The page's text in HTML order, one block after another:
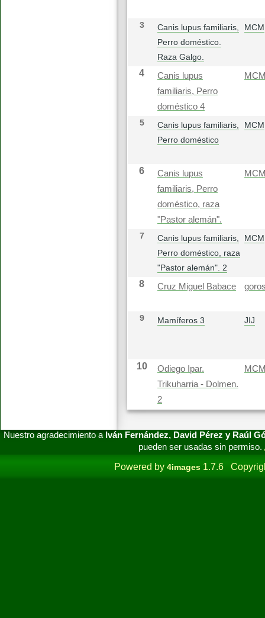
3
Canis lupus familiaris,
Perro doméstico.
Raza Galgo.
MCM
4
Canis lupus
familiaris, Perro
doméstico 4
5
Canis lupus familiaris,
Perro doméstico
MCM
6
Canis lupus
familiaris, Perro
doméstico, raza
"Pastor alemán".
7
Canis lupus familiaris,
Perro doméstico, raza
"Pastor alemán". 2
MCM
8 Cruz Miguel Babace
9 Mamíferos 3 JIJ
10
Odiego Ipar.
Trikuharria - Dolmen.
2
Nuestro agradecimiento a Iván Fernández, David Pérez y Raúl
pueden ser usadas sin permiso.
Powered by 4images 1.7.6